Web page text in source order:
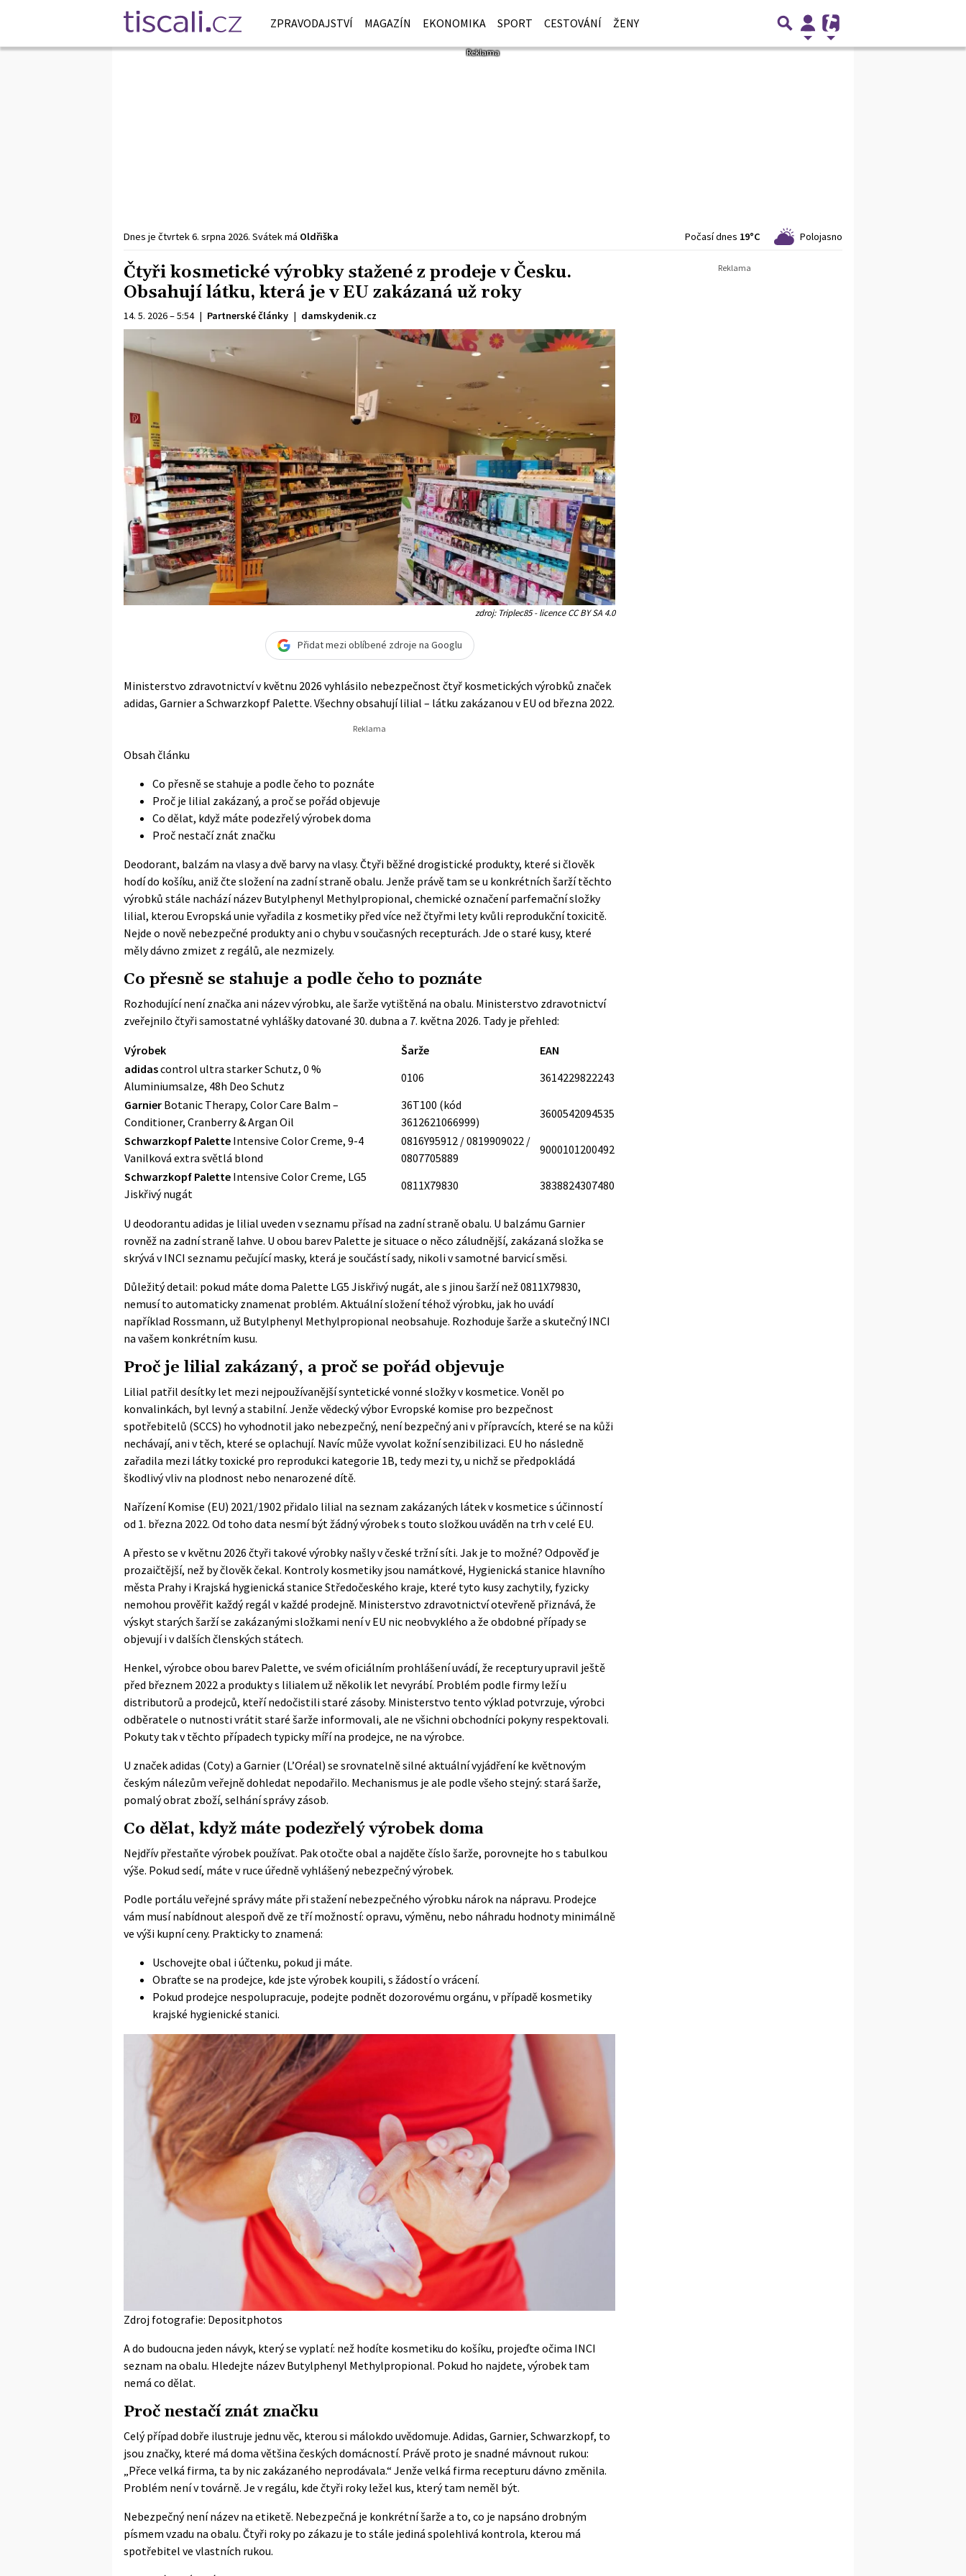
ZPRAVODAJSTVÍ MAGAZÍN EKONOMIKA SPORT CESTOVÁNÍ ŽENY
Dnes je čtvrtek6. srpna 2026. Svátek má Oldřiška Počasí dnes 19°C Polojasno
Čtyři kosmetické výrobky stažené z prodeje v Česku.
Obsahují látku, která je v EU zakázaná už roky
14. 5. 2026 – 5:54 | Partnerské články | damskydenik.cz
zdroj: Triplec85 - licence CC BY SA 4.0
Přidat mezi oblíbené zdroje na Googlu
Ministerstvo zdravotnictví v květnu 2026 vyhlásilo nebezpečnost čtyř kosmetických výrobků značek
adidas, Garnier a Schwarzkopf Palette. Všechny obsahují lilial – látku zakázanou v EU od března 2022.
Obsah článku
Co přesně se stahuje a podle čeho to poznáte
Proč je lilial zakázaný, a proč se pořád objevuje
Co dělat, když máte podezřelý výrobek doma
Proč nestačí znát značku
Deodorant, balzám na vlasy a dvě barvy na vlasy. Čtyři běžné drogistické produkty, které si člověk
hodí do košíku, aniž čte složení na zadní straně obalu. Jenže právě tam se u konkrétních šarží těchto
výrobků stále nachází název Butylphenyl Methylpropional, chemické označení parfemační složky
lilial, kterou Evropská unie vyřadila z kosmetiky před více než čtyřmi lety kvůli reprodukční toxicitě.
Nejde o nově nebezpečné produkty ani o chybu v současných recepturách. Jde o staré kusy, které
měly dávno zmizet z regálů, ale nezmizely.
Co přesně se stahuje a podle čeho to poznáte
Rozhodující není značka ani název výrobku, ale šarže vytištěná na obalu. Ministerstvo zdravotnictví
zveřejnilo čtyři samostatné vyhláškydatované 30. dubna a 7. května 2026. Tady je přehled:
Výrobek Šarže
EAN
adidascontrol ultra starker Schutz, 0 %
Aluminiumsalze, 48h Deo Schutz
0106
3614229822243
Garnier Botanic Therapy, Color Care Balm –
Conditioner, Cranberry & Argan Oil
36T100 (kód
3612621066999)
3600542094535
Schwarzkopf Palette Intensive Color Creme, 9-4
Vanilková extra světlá blond
0816Y95912 / 0819909022 /
0807705889
9000101200492
Schwarzkopf Palette Intensive Color Creme, LG5
Jiskřivý nugát
0811X79830 3838824307480
U deodorantu adidas je lilial uveden v seznamu přísad na zadní straně obalu. U balzámu Garnier
rovněž na zadní straně lahve. U obou barev Palette je situace o něco záludnější, zakázaná složka se
skrývá v INCI seznamu pečující masky, která je součástí sady, nikoli v samotné barvicí směsi.
Důležitý detail: pokud máte doma Palette LG5 Jiskřivý nugát, ale s jinou šarží než 0811X79830,
nemusí to automaticky znamenat problém. Aktuální složení téhož výrobku, jak ho uvádí
například Rossmann, už Butylphenyl Methylpropional neobsahuje. Rozhoduje šarže a skutečný INCI
na vašem konkrétním kusu.
Proč je lilial zakázaný, a proč se pořád objevuje
Lilial patřil desítky let mezi nejpoužívanější syntetické vonné složky v kosmetice. Voněl po
konvalinkách, byl levný a stabilní. Jenže vědecký výbor Evropské komise pro bezpečnost
spotřebitelů (SCCS) ho vyhodnotil jako nebezpečný, není bezpečný ani v přípravcích, které se na kůži
nechávají, ani v těch, které se oplachují. Navíc může vyvolat kožní senzibilizaci. EU ho následně
zařadila mezi látky toxické pro reprodukci kategorie 1B, tedy mezi ty, u nichž se předpokládá
škodlivý vliv na plodnost nebo nenarozené dítě.
Nařízení Komise (EU) 2021/1902 přidalo lilial na seznam zakázaných látek v kosmetice s účinností
od 1. března 2022. Od toho data nesmí být žádný výrobek s touto složkou uváděn na trh v celé EU.
A přesto se v květnu 2026 čtyři takové výrobky našly v české tržní síti. Jak je to možné? Odpověď je
prozaičtější, než by člověk čekal. Kontroly kosmetiky jsou namátkové, Hygienická stanice hlavního
města Prahy i Krajská hygienická stanice Středočeského kraje, které tyto kusy zachytily, fyzicky
nemohou prověřit každý regál v každé prodejně. Ministerstvo zdravotnictví otevřeně přiznává, že
výskyt starých šarží se zakázanými složkami není v EU nic neobvyklého a že obdobné případy se
objevují i v dalších členských státech.
Henkel, výrobce obou barev Palette, ve svém oficiálním prohlášeníuvádí, že receptury upravil ještě
před březnem 2022 a produkty s lilialem už několik let nevyrábí. Problém podle firmy leží u
distributorů a prodejců, kteří nedočistili staré zásoby. Ministerstvo tento výklad potvrzuje, výrobci
odběratele o nutnosti vrátit staré šarže informovali, ale ne všichni obchodníci pokyny respektovali.
Pokuty tak v těchto případech typicky míří na prodejce, ne na výrobce.
U značek adidas (Coty) a Garnier (L’Oréal) se srovnatelně silné aktuální vyjádření ke květnovým
českým nálezům veřejně dohledat nepodařilo. Mechanismus je ale podle všeho stejný: stará šarže,
pomalý obrat zboží, selhání správy zásob.
Co dělat, když máte podezřelý výrobek doma
Nejdřív přestaňte výrobek používat. Pak otočte obal a najděte číslo šarže, porovnejte ho s tabulkou
výše. Pokud sedí, máte v ruce úředně vyhlášený nebezpečný výrobek.
Podle portálu veřejné správymáte při stažení nebezpečného výrobku nárok na nápravu. Prodejce
vám musí nabídnout alespoň dvě ze tří možností: opravu, výměnu, nebo náhradu hodnoty minimálně
ve výši kupní ceny. Prakticky to znamená:
Uschovejte obal i účtenku, pokud ji máte.
Obraťte se na prodejce, kde jste výrobek koupili, s žádostí o vrácení.
Pokud prodejce nespolupracuje, podejte podnět dozorovému orgánu, v případě kosmetiky
krajské hygienické stanici.
Zdroj fotografie: Depositphotos
A do budoucna jeden návyk, který se vyplatí: než hodíte kosmetiku do košíku, projeďte očima INCI
seznam na obalu. Hledejte název Butylphenyl Methylpropional. Pokud ho najdete, výrobek tam
nemá co dělat.
Proč nestačí znát značku
Celý případ dobře ilustruje jednu věc, kterou si málokdo uvědomuje. Adidas, Garnier, Schwarzkopf, to
jsou značky, které má doma většina českých domácností. Právě proto je snadné mávnout rukou:
„Přece velká firma, ta by nic zakázaného neprodávala.“ Jenže velká firma recepturu dávno změnila.
Problém není v továrně. Je v regálu, kde čtyři roky ležel kus, který tam neměl být.
Nebezpečný není název na etiketě. Nebezpečná je konkrétní šarže a to, co je napsáno drobným
písmem vzadu na obalu. Čtyři roky po zákazu je to stále jediná spolehlivá kontrola, kterou má
spotřebitel ve vlastních rukou.